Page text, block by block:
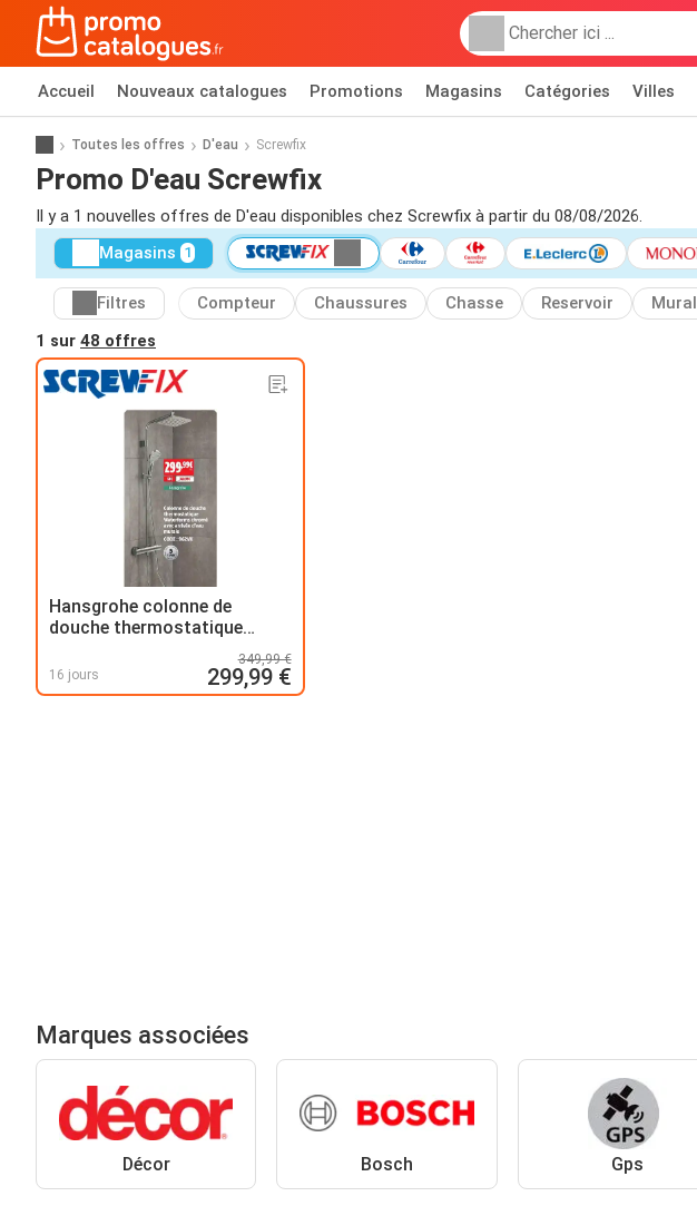
Accueil Nouveaux catalogues Promotions Magasins Catégories Villes
Toutes les offres D'eau Screwfix
Promo D'eau Screwfix
Il y a 1 nouvelles offres de D'eau disponibles chez Screwfix à partir du 08/08/2026.
Magasins 1
Filtres Compteur Chaussures Chasse Reservoir Mural
1 sur 48 offres
Hansgrohe colonne de
douche thermostatique
arrivée d’eau murale
16 jours
349,99 €
299,99 €
Marques associées
Décor Bosch Gps